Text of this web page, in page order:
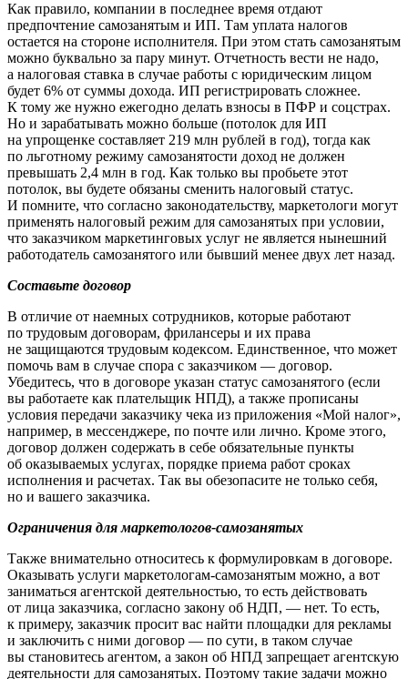
Как правило, компании в последнее время отдают
предпочтение самозанятым и ИП. Там уплата налогов
остается на стороне исполнителя. При этом стать самозанятым
можно буквально за пару минут. Отчетность вести не надо,
а налоговая ставка в случае работы с юридическим лицом
будет 6% от суммы дохода. ИП регистрировать сложнее.
К тому же нужно ежегодно делать взносы в ПФР и соцстрах.
Но и зарабатывать можно больше (потолок для ИП
на упрощенке составляет 219 млн рублей в год), тогда как
по льготному режиму самозанятости доход не должен
превышать 2,4 млн в год. Как только вы пробьете этот
потолок, вы будете обязаны сменить налоговый статус.
И помните, что согласно законодательству, маркетологи могут
применять налоговый режим для самозанятых при условии,
что заказчиком маркетинговых услуг не является нынешний
работодатель самозанятого или бывший менее двух лет назад.
Составьте договор
В отличие от наемных сотрудников, которые работают
по трудовым договорам, фрилансеры и их права
не защищаются трудовым кодексом. Единственное, что может
помочь вам в случае спора с заказчиком — договор.
Убедитесь, что в договоре указан статус самозанятого (если
вы работаете как плательщик НПД), а также прописаны
условия передачи заказчику чека из приложения «Мой налог»,
например, в мессенджере, по почте или лично. Кроме этого,
договор должен содержать в себе обязательные пункты
об оказываемых услугах, порядке приема работ сроках
исполнения и расчетах. Так вы обезопасите не только себя,
но и вашего заказчика.
Ограничения для маркетологов-самозанятых
Также внимательно относитесь к формулировкам в договоре.
Оказывать услуги маркетологам-самозанятым можно, а вот
заниматься агентской деятельностью, то есть действовать
от лица заказчика, согласно закону об НДП, — нет. То есть,
к примеру, заказчик просит вас найти площадки для рекламы
и заключить с ними договор — по сути, в таком случае
вы становитесь агентом, а закон об НПД запрещает агентскую
деятельности для самозанятых. Поэтому такие задачи можно